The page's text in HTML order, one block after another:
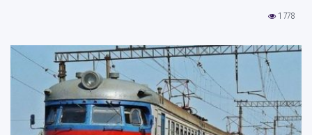
1 778